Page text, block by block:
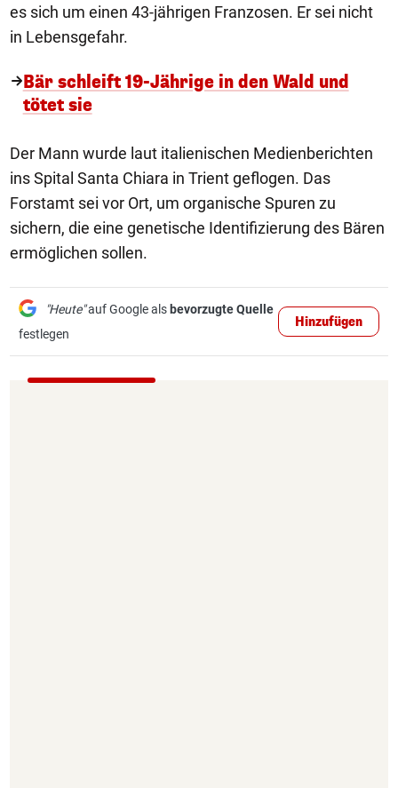
es sich um einen 43-jährigen Franzosen. Er sei nicht
in Lebensgefahr.
Bär schleift 19-Jährige in den Wald und
tötet sie
Der Mann wurde laut italienischen Medienberichten
ins Spital Santa Chiara in Trient geflogen. Das
Forstamt sei vor Ort, um organische Spuren zu
sichern, die eine genetische Identifizierung des Bären
ermöglichen sollen.
"Heute"auf Google als bevorzugte Quelle
festlegen
Hinzufügen